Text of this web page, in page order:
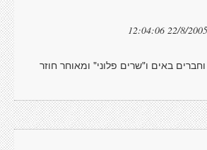
22/8/2005 12:04:06
באים ו"שרים פלוני" ומאוחר חוזר